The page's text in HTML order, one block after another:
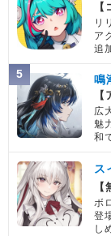
リ
ア
追
5 鳴
広
魅
和
ス
ボ
登
し